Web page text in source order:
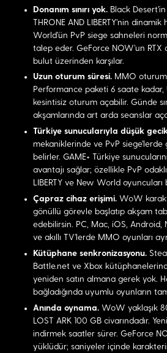
Donanım sınırı yok.Black Desert'in
THRONE AND LIBERTY'nin
World'ün PvP siege sahneleri
talep eder. GeForce NOW'un RTX
bulut üzerinden karşılar.
Uzun oturum süresi.MMO
Performance paketi 6 saate
kesintisiz oturum açabilir. Günde
akşamlarında art arda seanslar
Türkiye sunucularıyla düşük
mekaniklerinde ve PvP siege'lerde
belirler. GAME+ Türkiye
avantajı sağlar; özellikle PvP odaklı
LIBERTY ve New World
Çapraz cihaz erişimi.WoW
gönüllü görevle başlatıp akşam
edebilirsin. PC, Mac, iOS, Android,
ve akıllı TV'lerde MMO oyunları
Kütüphane senkronizasyonu.
Battle.net ve Xbox
yeniden satın almana gerek yok.
bağladığında uyumlu oyunların
Anında oynama.WoW yaklaşık
LOST ARK 100 GB civarındadır.
indirmek saatler sürer. GeForce
yüklüdür; saniyeler içinde